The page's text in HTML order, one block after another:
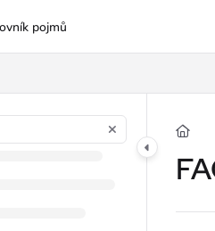
index at:
pages before exploring further.
pojmů